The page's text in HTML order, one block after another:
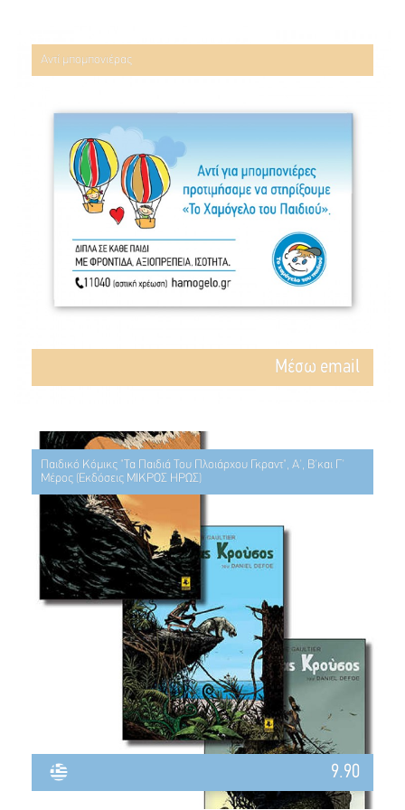
Αντί μπομπονιέρας
Mέσω email
Παιδικό Κόμικς "Τα Παιδιά Του Πλοιάρχου Γκραντ", Α', Β'και Γ'
Μέρος (Εκδόσεις ΜΙΚΡΟΣ ΗΡΩΣ)
9.90